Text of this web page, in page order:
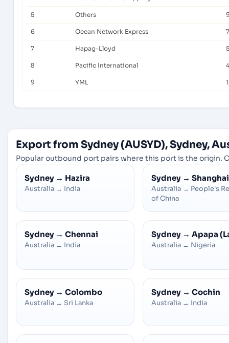
5 Others
6 Ocean Network Express
7 Hapag-Lloyd
8 Pacific International
9 YML
Export from Sydney (AUSYD), Sydney,
Popular outbound port pairs where this port is the origin.
Sydney → Hazira
Australia → India
Sydney → Shanghai
Australia → People's
of China
Sydney → Chennai
Australia → India
Sydney → Apapa
Australia → Nigeria
Sydney → Colombo
Australia → Sri Lanka
Sydney → Cochin
Australia → India